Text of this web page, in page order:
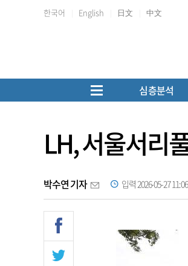
한국어 English 日文 中文
심층분석
LH, 서울서리
박수연 기자 입력 2026-05-27